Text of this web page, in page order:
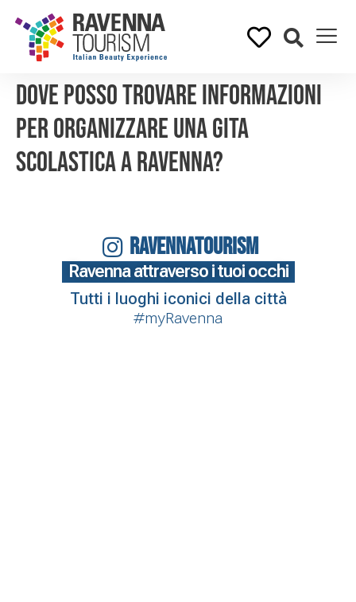
Dove posso trovare informazioni
per organizzare una gita
scolastica a Ravenna?
RAVENNATOURISM
Ravenna attraverso i tuoi occhi
Tutti i luoghi iconici della città
#myRavenna